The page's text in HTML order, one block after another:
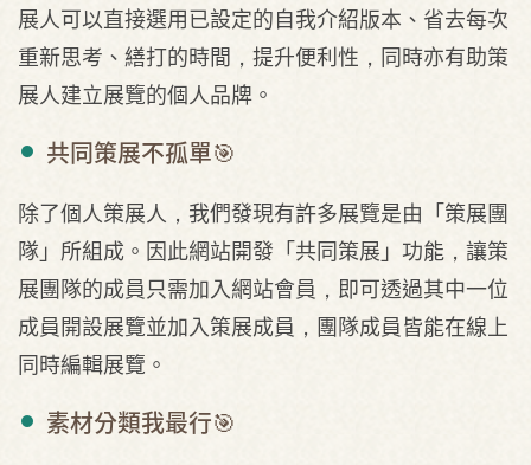
展人可以直接選用已設定的自我介紹版本、省去每次
重新思考、繕打的時間，提升便利性，同時亦有助策
展人建立展覽的個人品牌。
共同策展不孤單🎯
除了個人策展人，我們發現有許多展覽是由「策展團
隊」所組成。因此網站開發「共同策展」功能，讓策
展團隊的成員只需加入網站會員，即可透過其中一位
成員開設展覽並加入策展成員，團隊成員皆能在線上
同時編輯展覽。
素材分類我最行🎯